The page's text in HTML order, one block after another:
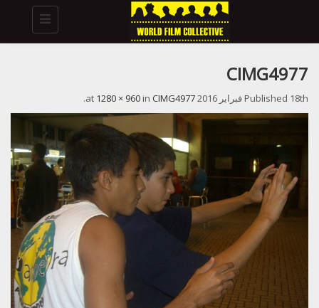
Toggle
navigation
CIMG4977
Published 18th فبراير 2016 1280 × 960 in CIMG4977
.